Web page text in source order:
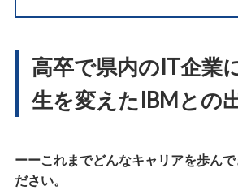
高卒で県内のIT企業
生を変えたIBMとの
ーーこれまでどんなキャリアを歩んで
ださい。